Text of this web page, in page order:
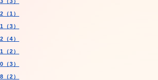
（1）
（3）
（4）
（2）
（3）
（2）